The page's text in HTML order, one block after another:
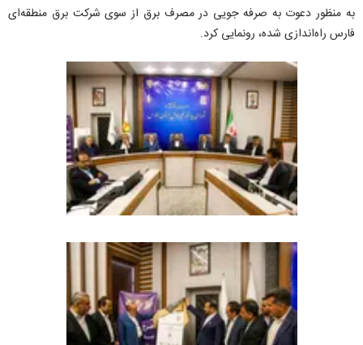
به منظور دعوت به صرفه جویی در مصرف برق از سوی شرکت برق منطقه‌ای
فارس راه‌اندازی شده، رونمایی کرد.